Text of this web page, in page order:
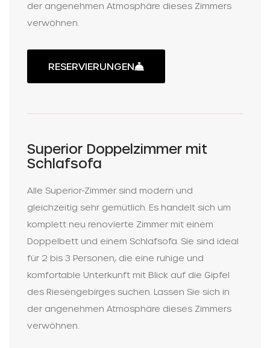
der angenehmen Atmosphäre dieses Zimmers
verwöhnen.
RESERVIERUNGEN
Superior Doppelzimmer mit
Schlafsofa
Alle Superior-Zimmer sind modern und
gleichzeitig sehr gemütlich. Es handelt sich um
komplett neu renovierte Zimmer mit einem
Doppelbett und einem Schlafsofa. Sie sind ideal
für 2 bis 3 Personen, die eine ruhige und
komfortable Unterkunft mit Blick auf die Gipfel
des Riesengebirges suchen. Lassen Sie sich in
der angenehmen Atmosphäre dieses Zimmers
verwöhnen.